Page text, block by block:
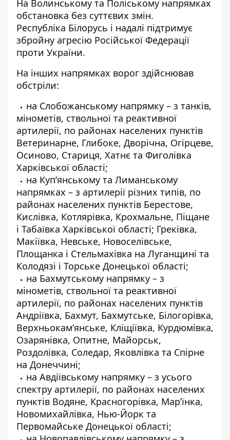
На Волинському та Поліському напрямках
обстановка без суттєвих змін.
Республіка Білорусь і надалі підтримує
збройну агресію Російської Федерації
проти України.
На інших напрямках ворог здійснював
обстріли:
на Слобожанському напрямку – з танків,
мінометів, ствольної та реактивної
артилерії, по районах населених пунктів
Ветеринарне, Глибоке, Дворічна, Огірцеве,
Осиново, Стариця, Хатнє та Фиголівка
Харківської області;
на Куп’янському та Лиманському
напрямках – з артилерії різних типів, по
районах населених пунктів Берестове,
Кислівка, Котлярівка, Крохмальне, Піщане
і Табаївка Харківської області; Греківка,
Макіївка, Невське, Новоселівське,
Площанка і Стельмахівка на Луганщині та
Колодязі і Торське Донецької області;
на Бахмутському напрямку – з
мінометів, ствольної та реактивної
артилерії, по районах населених пунктів
Андріївка, Бахмут, Бахмутське, Білогорівка,
Верхньокам’янське, Кліщіївка, Курдюмівка,
Озарянівка, Опитне, Майорськ,
Роздолівка, Соледар, Яковлівка та Спірне
на Донеччині;
на Авдіївському напрямку – з усього
спектру артилерії, по районах населених
пунктів Водяне, Красногорівка, Мар’їнка,
Новомихайлівка, Нью-Йорк та
Первомайське Донецької області;